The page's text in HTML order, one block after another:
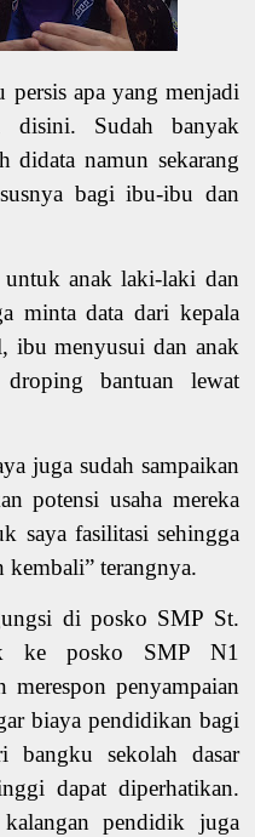
persis apa yang menjadi
disini. Sudah banyak
didata namun sekarang
bagi ibu-ibu dan
untuk anak laki-laki dan
minta data dari kepala
ibu menyusui dan anak
bantuan lewat
juga sudah sampaikan
potensi usaha mereka
saya fasilitasi sehingga
kembali” terangnya.
di posko SMP St.
ke posko SMP N1
penyampaian
biaya pendidikan bagi
bangku sekolahdasar
dapat diperhatikan.
pendidik juga